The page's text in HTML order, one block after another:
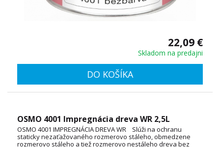
22,09 €
Skladom na predajni
DO KOŠÍKA
OSMO 4001 Impregnácia dreva WR 2,5L
OSMO 4001 IMPREGNÁCIA DREVA WR Slúži na ochranu
staticky nezaťažovaného rozmerovo stáleho, obmedzene
rozmerovo stáleho a tiež rozmerovo nestáleho dreva bez